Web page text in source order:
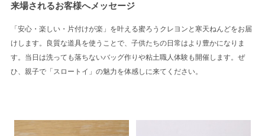
来場されるお客様へメッセージ
「安心・楽しい・片付けが楽」を叶える蜜ろうクレヨンと寒天ねんどをお届
けします。良質な道具を使うことで、子供たちの日常はより豊かになりま
す。当日は洗っても落ちないバッグ作りや粘土職人体験も開催します。ぜ
ひ、親子で「スロートイ」の魅力を体感しに来てください。